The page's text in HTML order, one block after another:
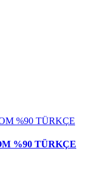
%90 TÜRKÇE